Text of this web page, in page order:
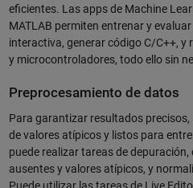
eficientes. Las apps de Machine
MATLAB permiten entrenar y
interactiva, generar código C/C++, y
y microcontroladores, todo ello sin
Preprocesamiento de datos
Para garantizar resultados
de valores atípicos y listos para
puede realizar tareas de
ausentes y valores atípicos, y
Puede utilizar las tareas de Live